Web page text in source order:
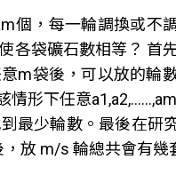
個，每一輪調換或不
各袋礦石數相等？ 首
m袋後，可以放的輪
形下任意
最少輪數。最後在研
放 m/s 輪總共會有幾